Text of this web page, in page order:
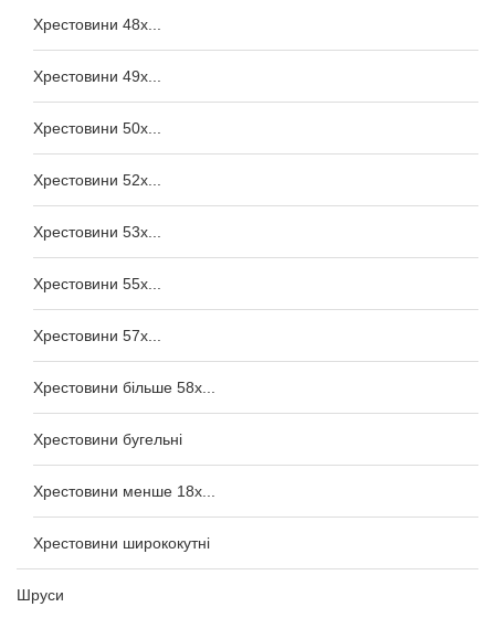
Хрестовини 48x...
Хрестовини 49x...
Хрестовини 50x...
Хрестовини 52x...
Хрестовини 53x...
Хрестовини 55x...
Хрестовини 57x...
Хрестовини більше 58x...
Хрестовини бугельні
Хрестовини менше 18x...
Хрестовини ширококутні
Шруси